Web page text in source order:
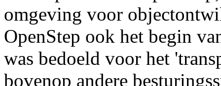
omgeving voor
OpenStep ook het begin
was bedoeld voor het
bovenop andere